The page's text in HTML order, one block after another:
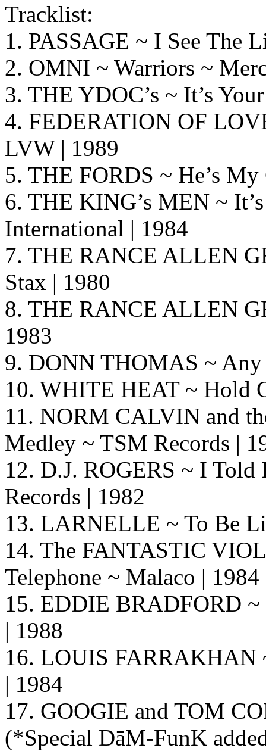
Tracklist:
1. PASSAGE ~ I See The
2. OMNI ~ Warriors ~
3. THE YDOC’s ~ It’s
4. FEDERATION OF
LVW | 1989
5. THE FORDS ~ He’s
6. THE KING’s MEN ~
International | 1984
7. THE RANCE ALLEN
Stax | 1980
8. THE RANCE ALLEN
1983
9. DONN THOMAS ~
10. WHITE HEAT ~ Hold
11. NORM CALVIN and
Medley ~ TSM Records |
12. D.J. ROGERS ~ I
Records | 1982
13. LARNELLE ~ To Be
14. The FANTASTIC
Telephone ~ Malaco | 1984
15. EDDIE BRADFORD ~
| 1988
16. LOUIS FARRAKHAN
| 1984
17. GOOGIE and TOM
(*Special DāM-FunK